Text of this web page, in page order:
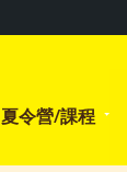
夏令營/課程